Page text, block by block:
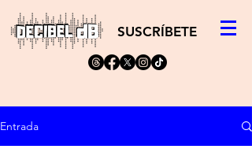
SUSCRÍBETE
Entrada